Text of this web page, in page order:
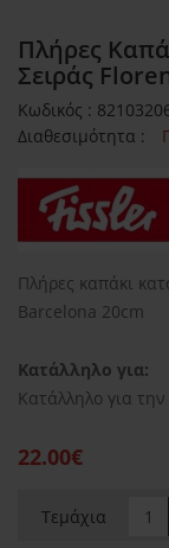
Πλήρες
Σειράς
Κωδικός :
Διαθεσιμότητα :
Πλήρες καπάκι
Barcelona 20cm
Κατάλληλο για:
Κατάλληλο για
22.00€
Τεμάχια